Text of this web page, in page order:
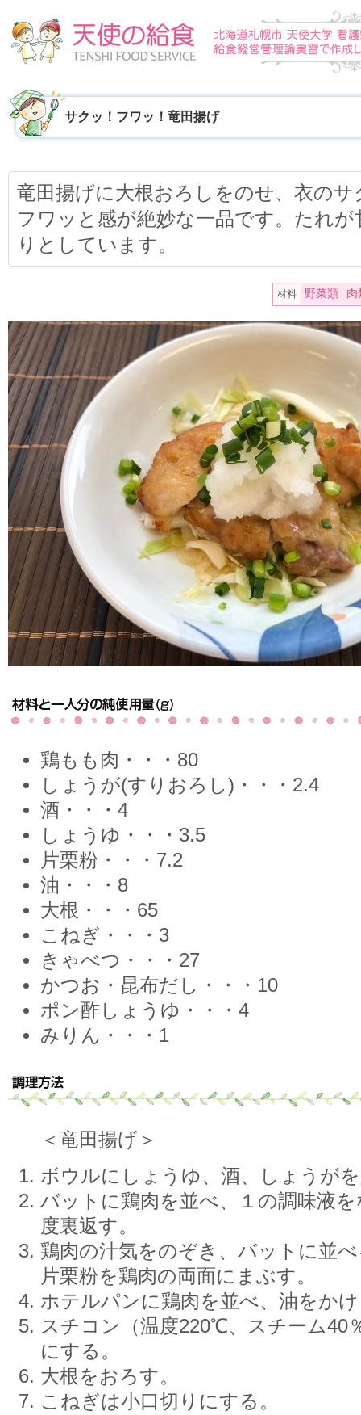
サクッ！フワッ！竜田揚げ
竜田揚げに大根おろしをのせ、衣の
フワッと感が絶妙な一品です。たれ
りとしています。
材料 野菜類 肉
鶏もも肉・・・80
しょうが(すりおろし)・・・2.4
酒・・・4
しょうゆ・・・3.5
片栗粉・・・7.2
油・・・8
大根・・・65
こねぎ・・・3
きゃべつ・・・27
かつお・昆布だし・・・10
ポン酢しょうゆ・・・4
みりん・・・1
＜竜田揚げ＞
ボウルにしょうゆ、酒、しょうが
バットに鶏肉を並べ、１の調味液
度裏返す。
鶏肉の汁気をのぞき、バットに並
片栗粉を鶏肉の両面にまぶす。
ホテルパンに鶏肉を並べ、油をか
スチコン（温度220℃、スチーム40
にする。
大根をおろす。
こねぎは小口切りにする。